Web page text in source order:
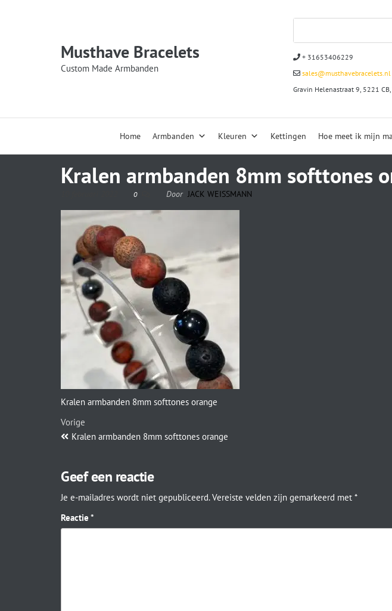
Musthave Bracelets
Custom Made Armbanden
+ 31653406229
sales@musthavebracelets.nl
Gravin Helenastraat 9, 5221 CB,
Home Armbanden Kleuren Kettingen Hoe meet ik mijn
Kralen armbanden 8mm softtones
0 Door JACK WEISSMANN
Kralen armbanden 8mm softtones orange
Vorige
Kralen armbanden 8mm softtones orange
Geef een reactie
Je e-mailadres wordt niet gepubliceerd. Vereiste velden zijn gemarkeerd met *
Reactie *